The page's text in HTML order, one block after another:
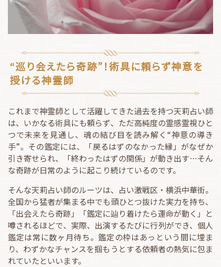
“巡り会えたら奇跡”！術具に頼らず神意を
授ける神霊師
これまで神霊師として活躍してきた過去を持つ天莉占い師
は、いかなる術具にも頼らず、ただ高純度の霊感霊視ひと
つで未来を見通し、魂の結び目を読み解く“神意の導き
手”。その鑑定には、「戻るはずのなかった縁」がなぜか
引き寄せられ、「終わったはずの関係」が動き出す…そん
な奇跡が日常のように起こり続けているのです。
そんな天莉占い師のルーツは、占い激戦区・横浜中華街。
全国から猛者が集まる中でも頭ひとつ抜けた実力を持ち、
「出会えたら奇跡」「鑑定に辿り着けたら運命が動く」と
噂されるほどで、実際、出演するたびに行列ができ、個人
鑑定は常に数ヶ月待ち。鑑定の枠はあっという間に埋ま
り、わずかなチャンスを掴もうとする依頼者の熱気に包ま
れていたといいます。